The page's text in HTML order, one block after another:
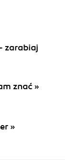
zarabiaj
znać »
»